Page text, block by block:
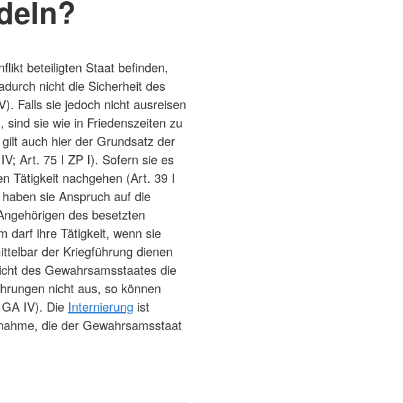
beteiligten Staat befinden,
nicht die Sicherheit des
Falls sie jedoch nicht ausreisen
sie wie in Friedenszeiten zu
auch hier der Grundsatz der
Art. 75 I ZP I). Sofern sie es
Tätigkeit nachgehen (Art. 39 I
sie Anspruch auf die
des besetzten
darf ihre Tätigkeit, wenn sie
der Kriegführung dienen
des Gewahrsamsstaates die
nicht aus, so können
IV). Die Internierung ist
die der Gewahrsamsstaat